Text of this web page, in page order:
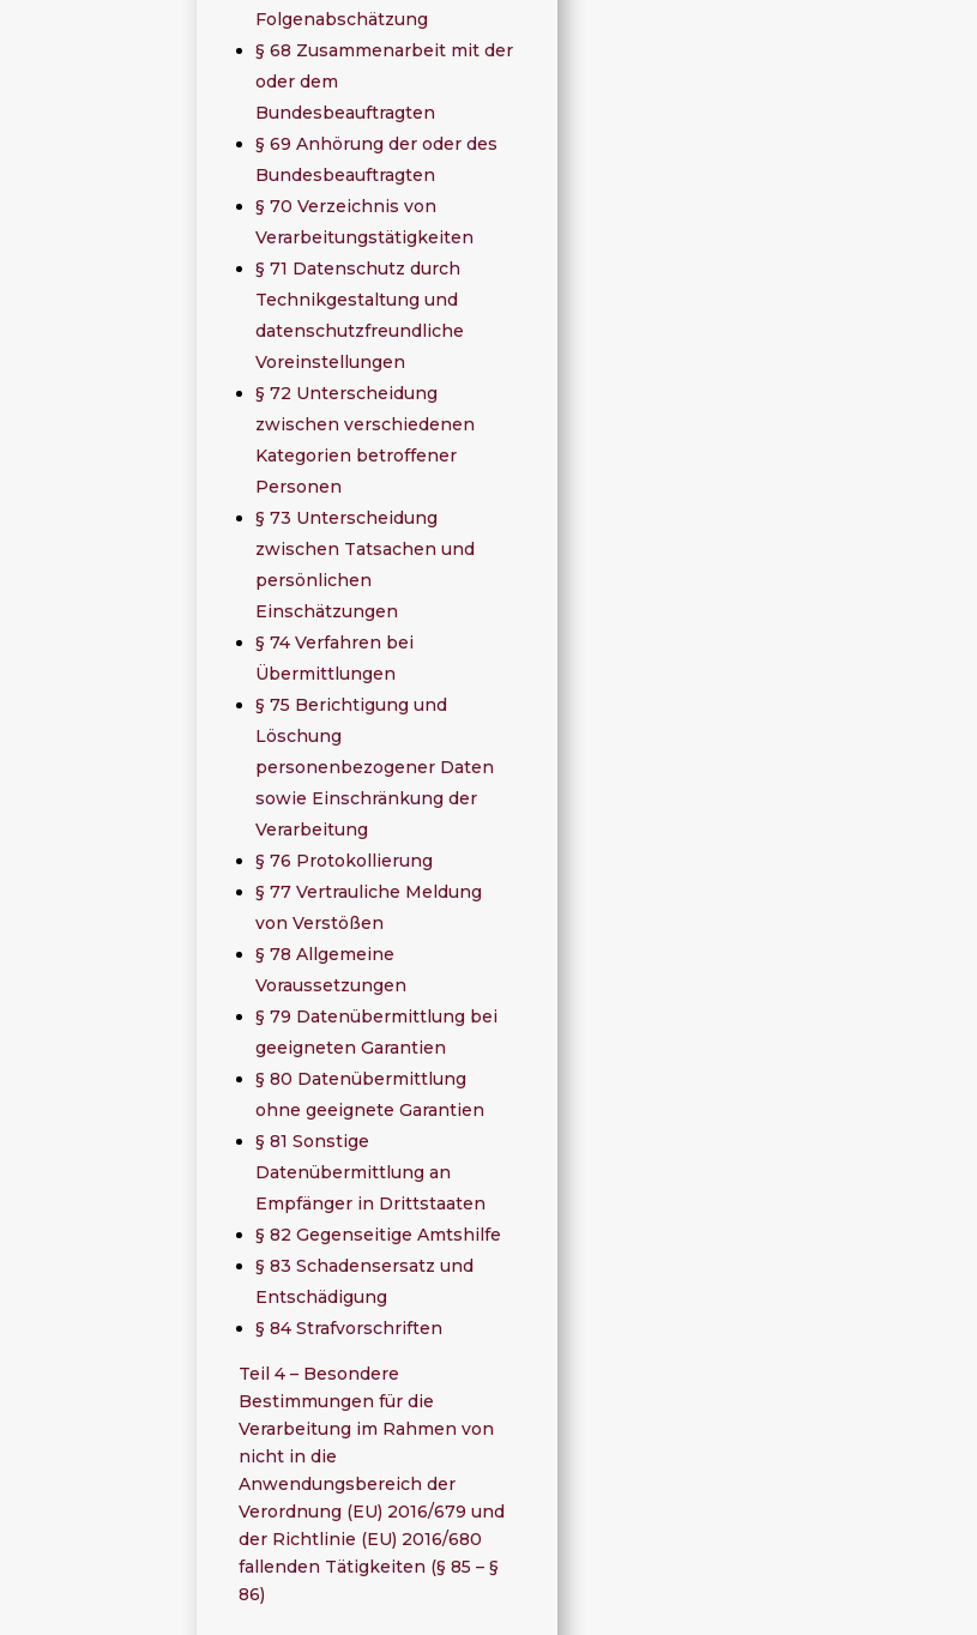
Folgenabschätzung
§ 68 Zusammenarbeit mit der
oder dem
Bundesbeauftragten
§ 69 Anhörung der oder des
Bundesbeauftragten
§ 70 Verzeichnis von
Verarbeitungstätigkeiten
§ 71 Datenschutz durch
Technikgestaltung und
datenschutzfreundliche
Voreinstellungen
§ 72 Unterscheidung
zwischen verschiedenen
Kategorien betroffener
Personen
§ 73 Unterscheidung
zwischen Tatsachen und
persönlichen
Einschätzungen
§ 74 Verfahren bei
Übermittlungen
§ 75 Berichtigung und
Löschung
personenbezogener Daten
sowie Einschränkung der
Verarbeitung
§ 76 Protokollierung
§ 77 Vertrauliche Meldung
von Verstößen
§ 78 Allgemeine
Voraussetzungen
§ 79 Datenübermittlung bei
geeigneten Garantien
§ 80 Datenübermittlung
ohne geeignete Garantien
§ 81 Sonstige
Datenübermittlung an
Empfänger in Drittstaaten
§ 82 Gegenseitige Amtshilfe
§ 83 Schadensersatz und
Entschädigung
§ 84 Strafvorschriften
Teil 4 – Besondere
Bestimmungen für die
Verarbeitung im Rahmen von
nicht in die
Anwendungsbereich der
Verordnung (EU) 2016/679 und
der Richtlinie (EU) 2016/680
fallenden Tätigkeiten (§ 85 – §
86)